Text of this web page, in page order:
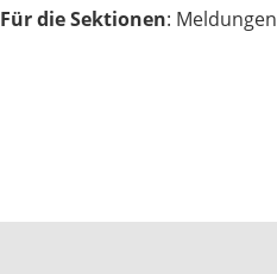
Für die Sektionen: